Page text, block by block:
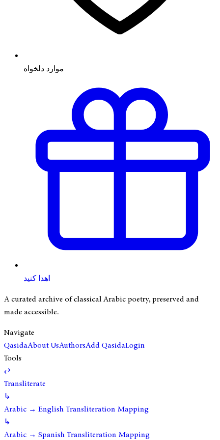
موارد دلخواه
اهدا کنید
A curated archive of classical Arabic poetry, preserved and
made accessible.
Navigate
QasidaAbout UsAuthorsAdd QasidaLogin
Tools
⇄
Transliterate
↳
Arabic → English Transliteration Mapping
↳
Arabic → Spanish Transliteration Mapping